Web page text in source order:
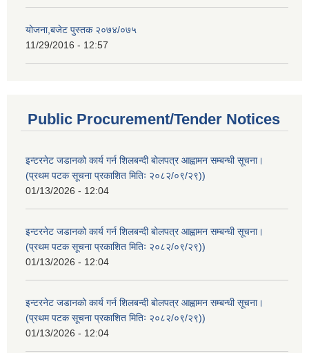
योजना,बजेट पुस्तक २०७४/०७५
11/29/2016 - 12:57
Public Procurement/Tender Notices
इन्टरनेट जडानको कार्य गर्न शिलबन्दी बोलपत्र आह्वामन सम्बन्धी सूचना।
(प्रथम पटक सूचना प्रकाशित मितिः २०८२/०९/२९))
01/13/2026 - 12:04
इन्टरनेट जडानको कार्य गर्न शिलबन्दी बोलपत्र आह्वामन सम्बन्धी सूचना।
(प्रथम पटक सूचना प्रकाशित मितिः २०८२/०९/२९))
01/13/2026 - 12:04
इन्टरनेट जडानको कार्य गर्न शिलबन्दी बोलपत्र आह्वामन सम्बन्धी सूचना।
(प्रथम पटक सूचना प्रकाशित मितिः २०८२/०९/२९))
01/13/2026 - 12:04